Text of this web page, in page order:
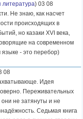
литература) 03 08
Не знаю, как насчет
происходящих в
но казаки XVI века,
на современном
- это перебор)
08
Идея
Переживательных
не затянуты и не
Седьмая книга